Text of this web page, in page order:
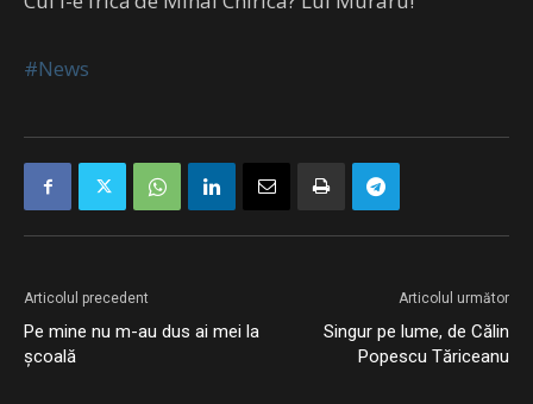
#News
Articolul precedent
Pe mine nu m-au dus ai mei la
școală
Articolul următor
Singur pe lume, de Călin
Popescu Tăriceanu